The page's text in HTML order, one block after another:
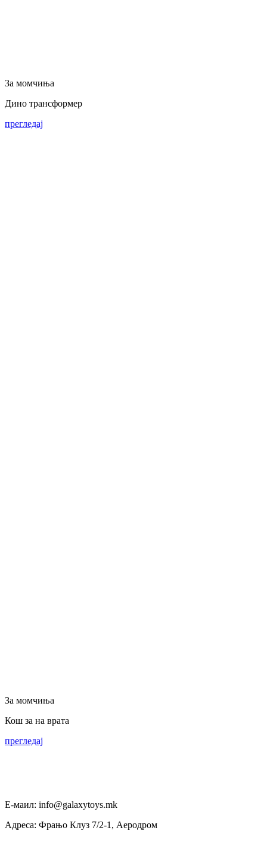
За момчиња
Дино трансформер
прегледај
За момчиња
Кош за на врата
прегледај
Е-маил: info@galaxytoys.mk
Адреса: Фрањо Клуз 7/2-1, Аеродром